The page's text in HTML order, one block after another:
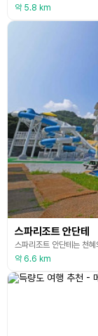
약 5.8 km
스파리조트 안단테
약 6.6 km